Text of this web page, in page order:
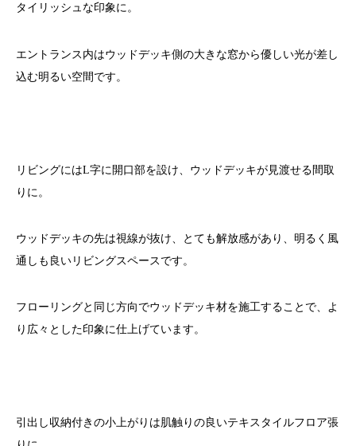
タイリッシュな印象に。
エントランス内はウッドデッキ側の大きな窓から優しい光が差し
込む明るい空間です。
リビングにはL字に開口部を設け、ウッドデッキが見渡せる間取
りに。
ウッドデッキの先は視線が抜け、とても解放感があり、明るく風
通しも良いリビングスペースです。
フローリングと同じ方向でウッドデッキ材を施工することで、よ
り広々とした印象に仕上げています。
引出し収納付きの小上がりは肌触りの良いテキスタイルフロア張